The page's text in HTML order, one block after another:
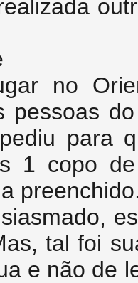
no
pessoas
para
1 copo
tal foi
e não de